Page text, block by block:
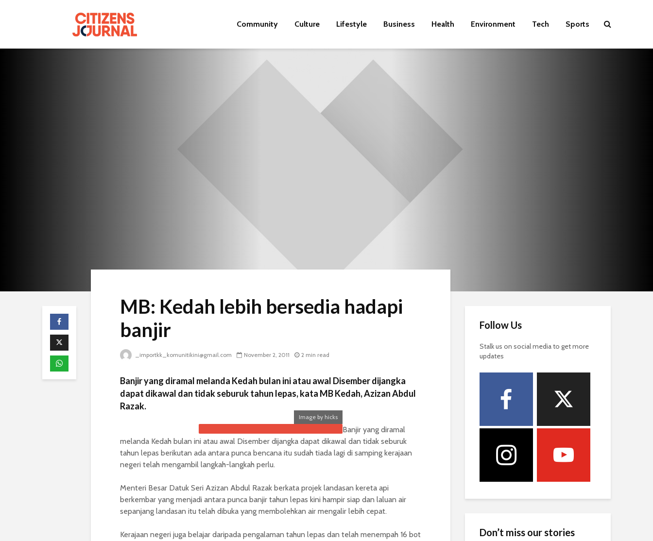
Community Culture Lifestyle Business Health Environment Tech Sports
MB: Kedah lebih bersedia hadapi
banjir
_importkk_komunitikini@gmail.com November 2, 2011 2 min read
Banjir yang diramal melanda Kedah bulan ini atau awal Disember dijangka
dapat dikawal dan tidak seburuk tahun lepas, kata MB Kedah, Azizan Abdul
Razak.
Image by hicks
Banjir yang diramal
melanda Kedah bulan ini atau awal Disember dijangka dapat dikawal dan tidak seburuk
tahun lepas berikutan ada antara punca bencana itu sudah tiada lagi di samping kerajaan
negeri telah mengambil langkah-langkah perlu.
Menteri Besar Datuk Seri Azizan Abdul Razak berkata projek landasan kereta api
berkembar yang menjadi antara punca banjir tahun lepas kini hampir siap dan laluan air
sepanjang landasan itu telah dibuka yang membolehkan air mengalir lebih cepat.
Kerajaan negeri juga belajar daripada pengalaman tahun lepas dan telah menempah 16 bot
Follow Us
Stalk us on social media to get more
updates
Don’t miss our stories